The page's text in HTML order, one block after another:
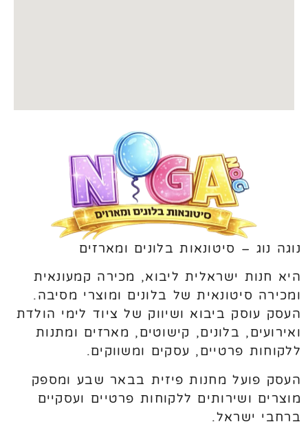
נוגה נוג – סיטונאות בלונים ומארזים
היא חנות ישראלית ליבוא, מכירה קמעונאית
ומכירה סיטונאית של בלונים ומוצרי מסיבה.
העסק עוסק ביבוא ושיווק של ציוד לימי הולדת
ואירועים, בלונים, קישוטים, מארזים ומתנות
ללקוחות פרטיים, עסקים ומשווקים.
העסק פועל מחנות פיזית בבאר שבע ומספק
מוצרים ושירותים ללקוחות פרטיים ועסקיים
ברחבי ישראל.